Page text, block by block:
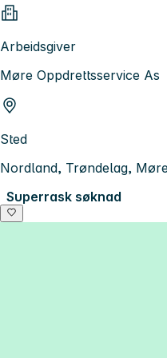
Arbeidsgiver
Møre Oppdrettsservice As
Sted
Nordland, Trøndelag,
Superrask søknad